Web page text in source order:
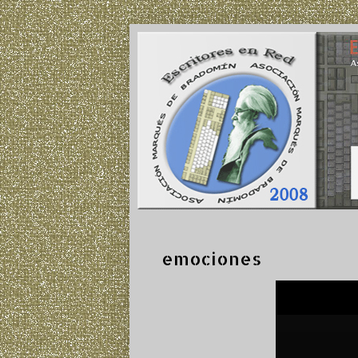
emociones